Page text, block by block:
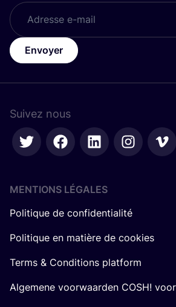
Envoyer
Suivez nous
MENTIONS LÉGALES
Politique de confidentialité
Politique en matière de cookies
Terms & Conditions platform
Algemene voorwaarden COSH!